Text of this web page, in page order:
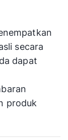
secara
dapat
produk